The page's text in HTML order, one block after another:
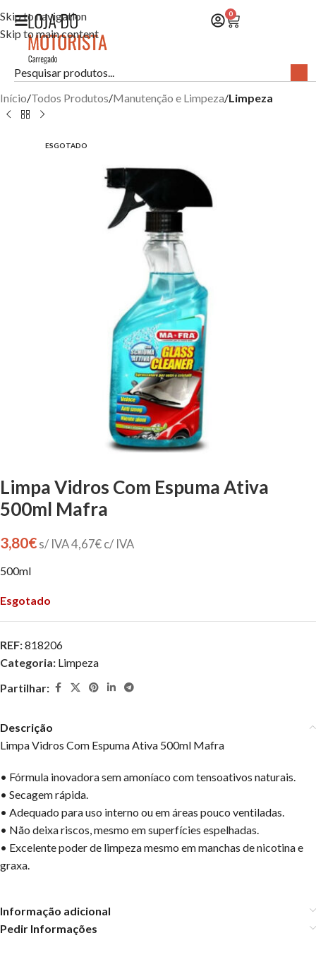
Skip to navigation
Skip to main content
0
Início Todos Produtos Manutenção e Limpeza Limpeza
ESGOTADO
Limpa Vidros Com Espuma Ativa
500ml Mafra
3,80€ s/ IVA4,67€ c/ IVA
500ml
Esgotado
REF:818206
Categoria: Limpeza
Partilhar:
Descrição
Limpa Vidros Com Espuma Ativa 500ml Mafra
• Fórmula inovadora sem amoníaco com tensoativos naturais.
• Secagem rápida.
• Adequado para uso interno ou em áreas pouco ventiladas.
• Não deixa riscos, mesmo em superfícies espelhadas.
• Excelente poder de limpeza mesmo em manchas de nicotina e
graxa.
Informação adicional
Pedir Informações